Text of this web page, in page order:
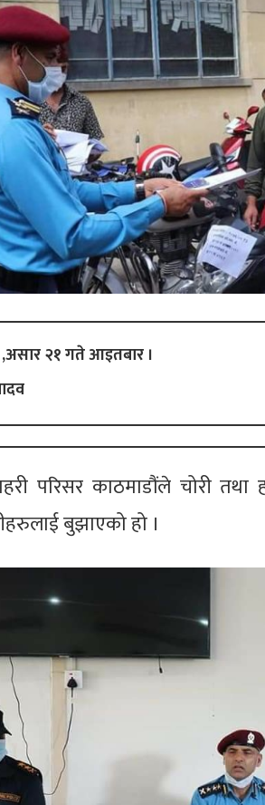
२१ गते आइतबार ।
परिसर काठमाडौंले चोरी
बुझाएको हो ।